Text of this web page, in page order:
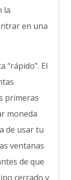
la
en una
“rápido”. El
primeras
moneda
de usar tu
ventanas
de que
cerrado y